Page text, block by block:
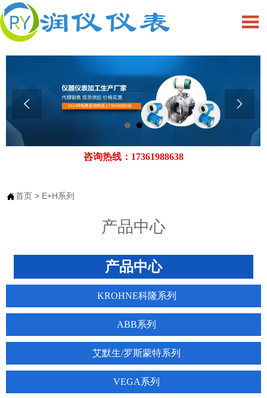

 
咨询热线：17361988638
首页 > E+H系列
产品中心
产品中心
KROHNE科隆系列
ABB系列
艾默生/罗斯蒙特系列
VEGA系列